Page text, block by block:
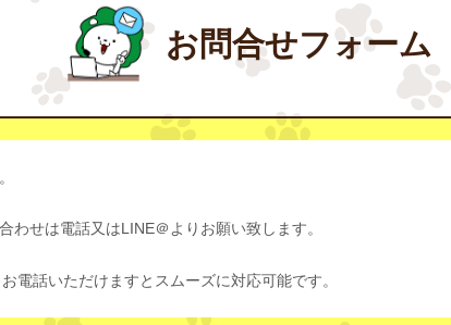
お問合せフォーム
せは電話又はLINE＠よりお願い致します。
電話いただけますとスムーズに対応可能です。